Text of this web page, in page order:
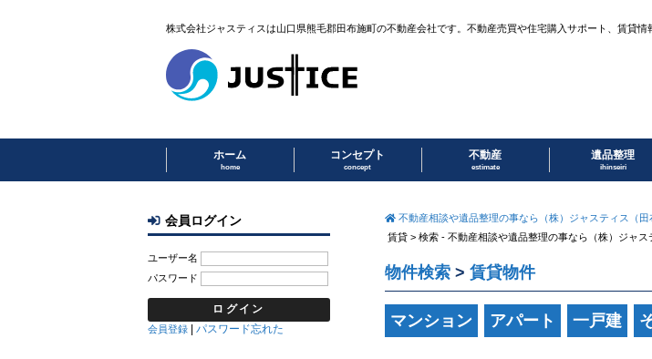
株式会社ジャスティスは山口県熊毛郡田布施町の不動産会社です。不動産売買や住宅購入サポート、賃貸情
ホーム
home
コンセプト
concept
不動産
estimate
遺品整理
ihinseiri
不動産相談や遺品整理の事なら（株）ジャスティス（田
賃貸 > 検索 - 不動産相談や遺品整理の事なら（株）ジャス
物件検索 > 賃貸物件
マンション アパート 一戸建
会員ログイン
ユーザー名
パスワード
会員登録 | パスワード忘れた